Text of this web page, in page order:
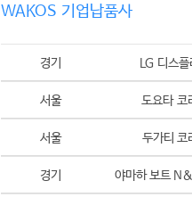
WAKOS 기업납품사
경기 LG 디스
서울 도요타 코
서울 두가티 코
경기 야마하 보트